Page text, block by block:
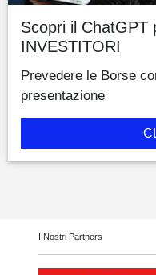
Scopri il ChatGPT
INVESTITORI
Prevedere le Borse
presentazione
I Nostri Partners